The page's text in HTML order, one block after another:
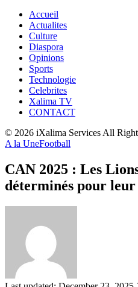
Accueil
Actualites
Culture
Diaspora
Opinions
Sports
Technologie
Celebrites
Xalima TV
CONTACT
© 2026 iXalima Services All
A la UneFootball
CAN 2025 : Les
déterminés pour